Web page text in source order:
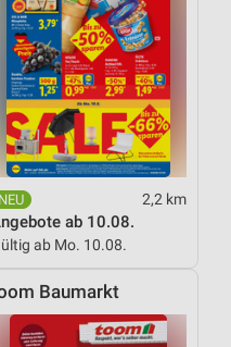
2,2 km
ab 10.08.
ab Mo. 10.08.
Baumarkt